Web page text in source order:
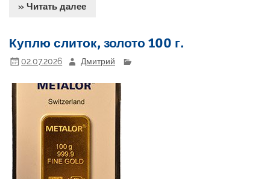
» Читать далее
Куплю слиток, золото 100 г.
02.07.2026 Дмитрий